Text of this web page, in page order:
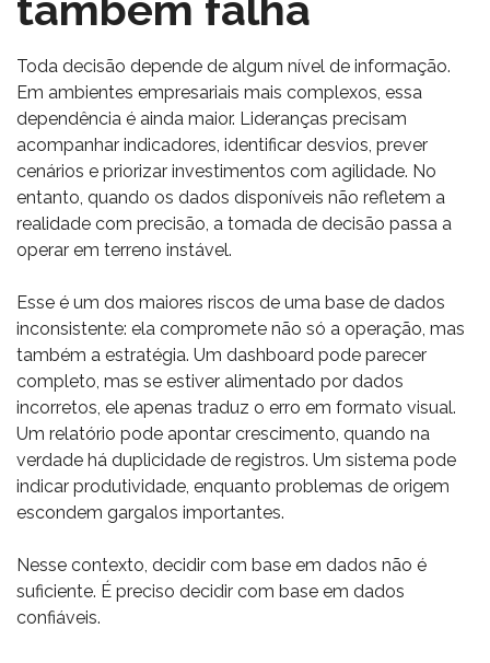
Toda decisão depende de algum nível de informação.
Em ambientes empresariais mais complexos, essa
dependência é ainda maior. Lideranças precisam
acompanhar indicadores, identificar desvios, prever
cenários e priorizar investimentos com agilidade. No
entanto, quando os dados disponíveis não refletem a
realidade com precisão, a tomada de decisão passa a
operar em terreno instável.
Esse é um dos maiores riscos de uma base de dados
inconsistente: ela compromete não só a operação, mas
também a estratégia. Um dashboard pode parecer
completo, mas se estiver alimentado por dados
incorretos, ele apenas traduz o erro em formato visual.
Um relatório pode apontar crescimento, quando na
verdade há duplicidade de registros. Um sistema pode
indicar produtividade, enquanto problemas de origem
escondem gargalos importantes.
Nesse contexto, decidir com base em dados não é
suficiente. É preciso decidir com base em dados
confiáveis.